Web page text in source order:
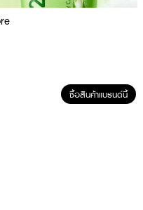
ซื้อสินค้าแบรนด์นี้